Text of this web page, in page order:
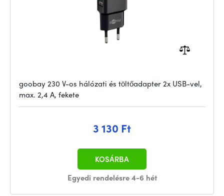
goobay 230 V-os hálózati és töltőadapter 2x USB-vel,
max. 2,4 A, fekete
3 130 Ft
Egyedi rendelésre 4-6 hét
KOSÁRBA